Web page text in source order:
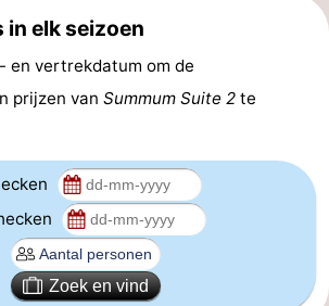
in elk seizoen
en vertrekdatum om de
prijzen van Summum Suite 2 te
Zoek en vind